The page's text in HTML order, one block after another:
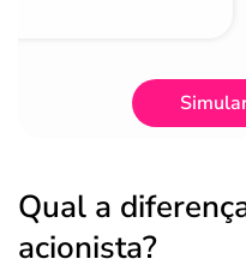
Qual a
acionista?